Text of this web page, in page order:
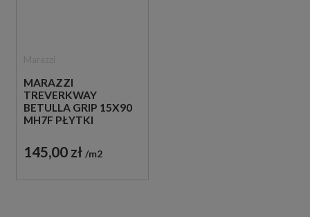
MARAZZI
TREVERKWAY
BETULLA GRIP 15X90
MH7F PŁYTKI
145,00 zł m2